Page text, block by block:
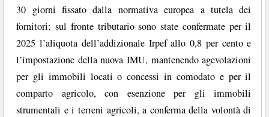
30 giorni fissato dalla normativa europea a tutela dei
fornitori; sul fronte tributario sono state confermate per il
2025 l’aliquota dell’addizionale Irpef allo 0,8 per cento e
l’impostazione della nuova IMU, mantenendo agevolazioni
per gli immobili locati o concessi in comodato e per il
comparto agricolo, con esenzione per gli immobili
strumentali e i terreni agricoli, a conferma della volontà di